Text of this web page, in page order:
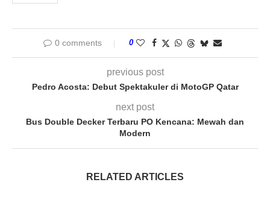
0 comments 0
previous post
Pedro Acosta: Debut Spektakuler di MotoGP Qatar
next post
Bus Double Decker Terbaru PO Kencana: Mewah dan
Modern
RELATED ARTICLES